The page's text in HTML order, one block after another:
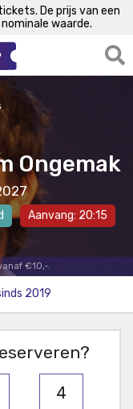
De prijs van een
waarde.
Ongemak
Aanvang: 20:15
€10,-.
2019
4